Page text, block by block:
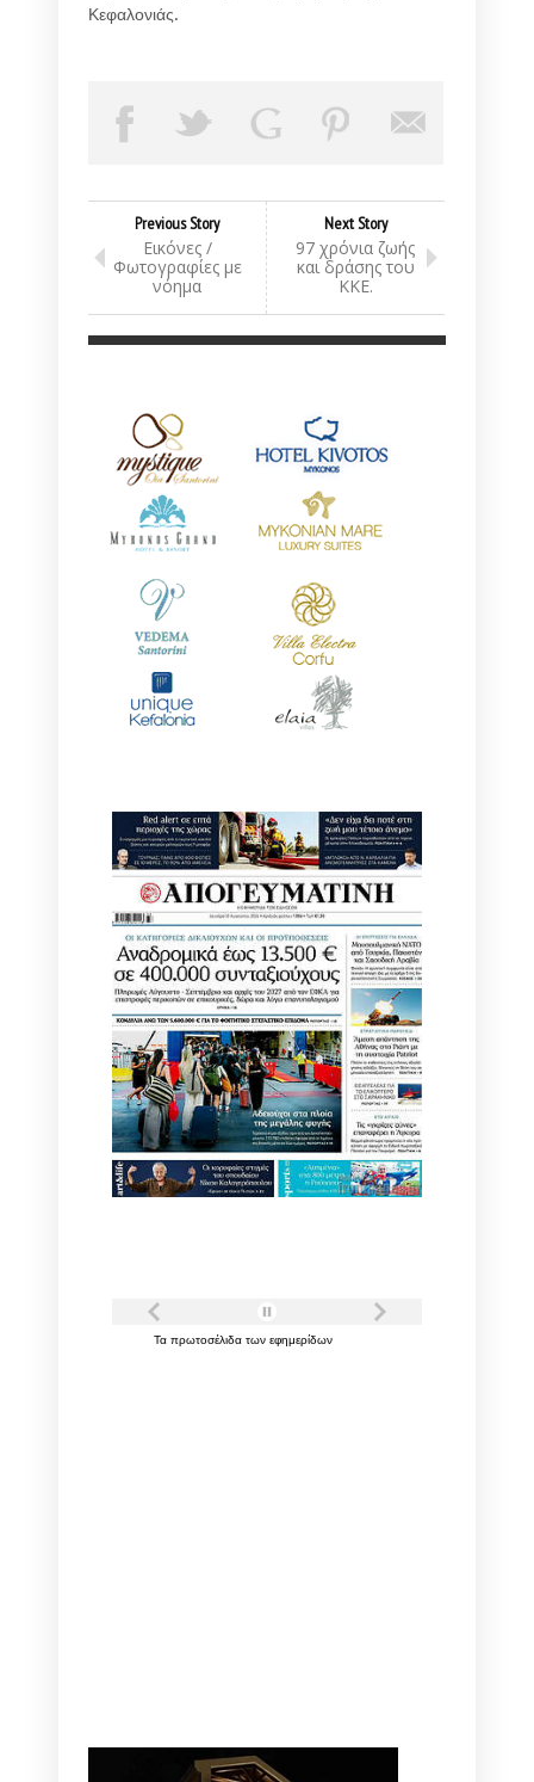
Κεφαλονιάς.
Previous Story
Εικόνες /
Φωτογραφίες με
νόημα
Next Story
97 χρόνια ζωής
και δράσης του
ΚΚΕ.
Τα πρωτοσέλιδα των εφημερίδων